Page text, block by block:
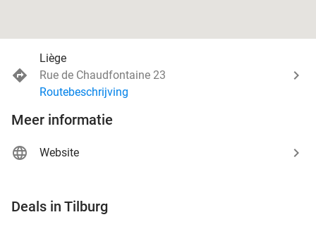
Liège
Rue de Chaudfontaine 23
Routebeschrijving
Meer informatie
Website
Deals in Tilburg